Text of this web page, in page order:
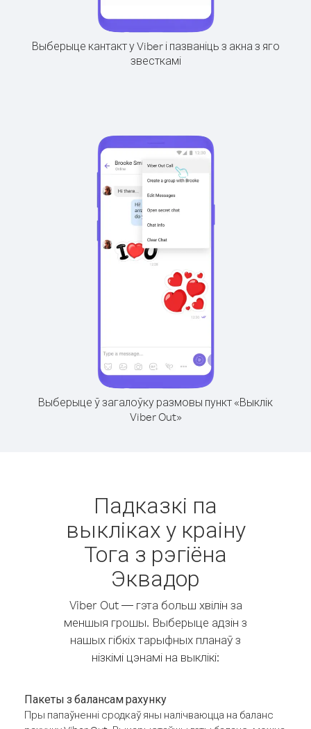
Выберыце кантакт у Viber і пазваніць з акна з яго
звесткамі
Выберыце ў загалоўку размовы пункт «Выклік
Viber Out»
Падказкі па
выкліках у краіну
Тога з рэгіёна
Эквадор
Viber Out — гэта больш хвілін за
меншыя грошы. Выберыце адзін з
нашых гібкіх тарыфных планаў з
нізкімі цэнамі на выклікі:
Пакеты з балансам рахунку
Пры папаўненні сродкаў яны налічваюцца на баланс